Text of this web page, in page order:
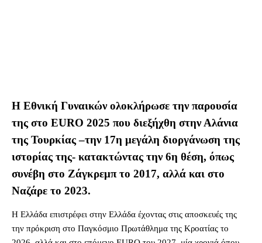
Η Εθνική Γυναικών ολοκλήρωσε την παρουσία
της στο EURO 2025 που διεξήχθη στην Αλάνια
της Τουρκίας –την 17η μεγάλη διοργάνωση της
ιστορίας της- κατακτώντας την 6η θέση, όπως
συνέβη στο Ζάγκρεμπ το 2017, αλλά και στο
Ναζάρε το 2023.
Η Ελλάδα επιστρέφει στην Ελλάδα έχοντας στις αποσκευές της
την πρόκριση στο Παγκόσμιο Πρωτάθλημα της Κροατίας το